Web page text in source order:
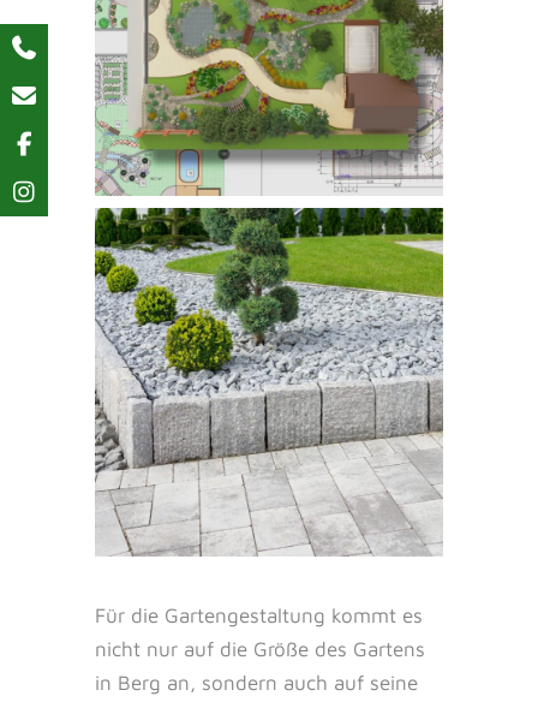
Für die Gartengestaltung kommt es
nicht nur auf die Größe des Gartens
in Berg an, sondern auch auf seine